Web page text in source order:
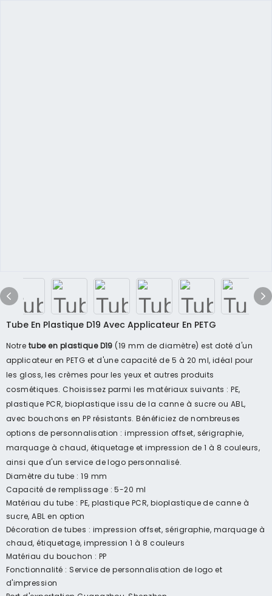
Tube En Plastique D19 Avec Applicateur En PETG
Notre tube en plastique D19 (19 mm de diamètre) est doté d'un
applicateur en PETG et d'une capacité de 5 à 20 ml, idéal pour
les gloss, les crèmes pour les yeux et autres produits
cosmétiques. Choisissez parmi les matériaux suivants : PE,
plastique PCR, bioplastique issu de la canne à sucre ou ABL,
avec bouchons en PP résistants. Bénéficiez de nombreuses
options de personnalisation : impression offset, sérigraphie,
marquage à chaud, étiquetage et impression de 1 à 8 couleurs,
ainsi que d'un service de logo personnalisé.
Diamètre du tube : 19 mm
Capacité de remplissage : 5-20 ml
Matériau du tube : PE, plastique PCR, bioplastique de canne à
sucre, ABL en option
Décoration de tubes : impression offset, sérigraphie, marquage à
chaud, étiquetage, impression 1 à 8 couleurs
Matériau du bouchon : PP
Fonctionnalité : Service de personnalisation de logo et
d'impression